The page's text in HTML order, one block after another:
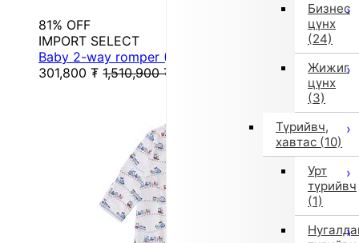
Бизнес
цүнх
(24)
Жижиг
цүнх
(3)
Түрийвч,
хавтас (10)
Урт
түрийвч
(1)
81% OFF
IMPORT SELECT
Baby 2-way romper (Blue) [Non-returnable item]
301,800 ₮ 1,510,900 ₮